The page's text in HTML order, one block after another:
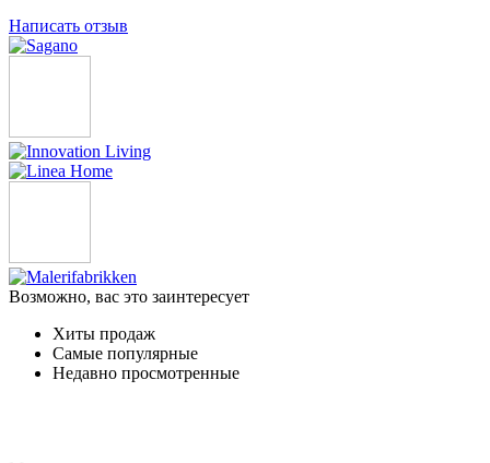
Написать отзыв
Возможно, вас это заинтересует
Хиты продаж
Самые популярные
Недавно просмотренные